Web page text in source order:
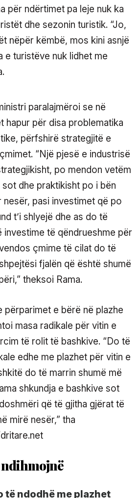
për ndërtimet pa leje nuk ka
dhe sezonin turistik. “Jo,
nëpër këmbë, mos kini asnjë
e turistëve nuk lidhet me
paralajmëroi se në
hapur për disa problematika
përfshirë strategjitë e
“Një pjesë e industrisë
po mendon vetëm
sot dhe praktikisht po i bën
pasi investimet që po
t’i shlyejë dhe as do të
investime të qëndrueshme për
çmime të cilat do të
fjalën që është shumë
theksoi Rama.
përparimet e bërë në plazhe
masa radikale për vitin e
të rolit të bashkive. “Do të
edhe me plazhet për vitin e
do të marrin shumë më
shkundja e bashkive sot
që të gjitha gjërat të
mirë nesër,” tha
të ndodhë me plazhet